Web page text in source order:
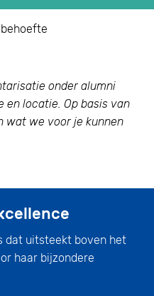
onder alumni
en locatie. Op basis van
wat we voor je kunnen
dat uitsteekt boven het
haar bijzondere